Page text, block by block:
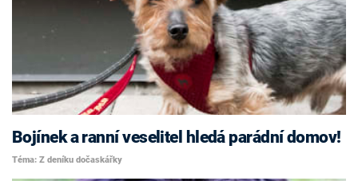
Bojínek a ranní veselitel hledá parádní domov!
Téma: Z deníku dočaskářky